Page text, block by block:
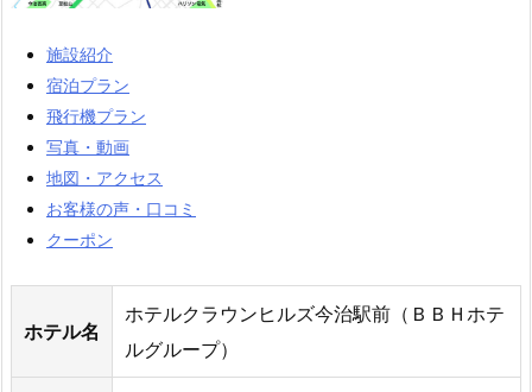
施設紹介
宿泊プラン
飛行機プラン
写真・動画
地図・アクセス
お客様の声・口コミ
クーポン
ホテル名
ホテルクラウンヒルズ今治駅前（ＢＢＨホテ
ルグループ）